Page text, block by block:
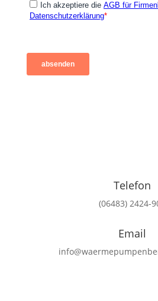
Telefon
(06483) 2424-
Email